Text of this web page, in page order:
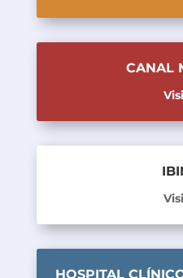
CANAL
HOSPITAL